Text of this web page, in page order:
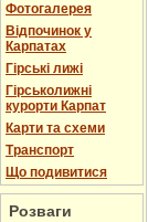
Фотогалерея
Відпочинок у
Карпатах
Гірські лижі
Гірськолижні
курорти Карпат
Карти та схеми
Транспорт
Що подивитися
Розваги